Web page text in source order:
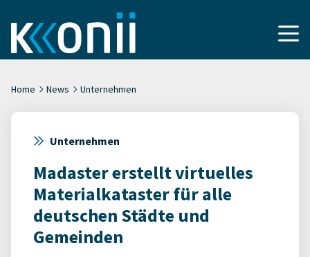
Home News Unternehmen
Unternehmen
Madaster erstellt virtuelles
Materialkataster für alle
deutschen Städte und
Gemeinden